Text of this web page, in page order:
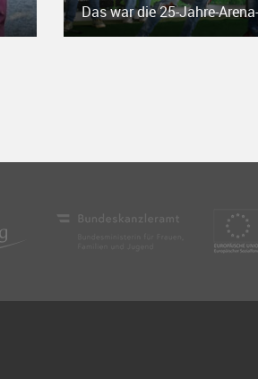
Das war die 25-Jahre-